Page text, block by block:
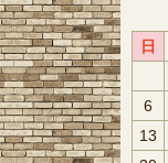
日
6
13